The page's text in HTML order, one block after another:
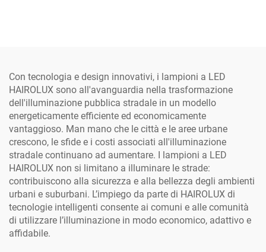
Con tecnologia e design innovativi, i lampioni a LED
HAIROLUX sono all'avanguardia nella trasformazione
dell'illuminazione pubblica stradale in un modello
energeticamente efficiente ed economicamente
vantaggioso. Man mano che le città e le aree urbane
crescono, le sfide e i costi associati all'illuminazione
stradale continuano ad aumentare. I lampioni a LED
HAIROLUX non si limitano a illuminare le strade:
contribuiscono alla sicurezza e alla bellezza degli ambienti
urbani e suburbani. L’impiego da parte di HAIROLUX di
tecnologie intelligenti consente ai comuni e alle comunità
di utilizzare l’illuminazione in modo economico, adattivo e
affidabile.